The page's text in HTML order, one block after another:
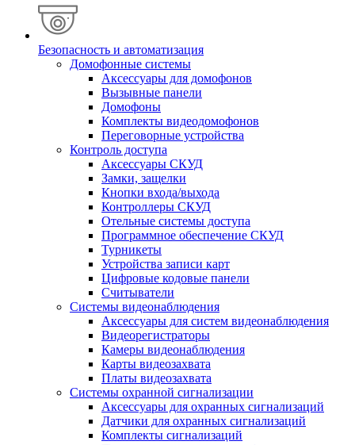
Безопасность и автоматизация
Домофонные системы
Аксессуары для домофонов
Вызывные панели
Домофоны
Комплекты видеодомофонов
Переговорные устройства
Контроль доступа
Аксессуары СКУД
Замки, защелки
Кнопки входа/выхода
Контроллеры СКУД
Отельные системы доступа
Программное обеспечение СКУД
Турникеты
Устройства записи карт
Цифровые кодовые панели
Считыватели
Системы видеонаблюдения
Аксессуары для систем видеонаблюдения
Видеорегистраторы
Камеры видеонаблюдения
Карты видеозахвата
Платы видеозахвата
Системы охранной сигнализации
Аксессуары для охранных сигнализаций
Датчики для охранных сигнализаций
Комплекты сигнализаций